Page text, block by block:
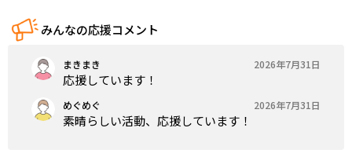
みんなの応援コメント
まきまき 2026年7月31日
応援しています！
めぐめぐ 2026年7月31日
素晴らしい活動、応援しています！